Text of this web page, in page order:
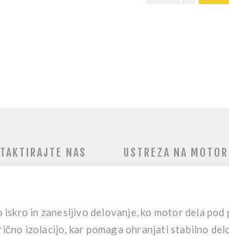
NAS USTREZA NA
iskro in zanesljivo delovanje, ko motor dela
izolacijo, kar pomaga ohranjati stabilno